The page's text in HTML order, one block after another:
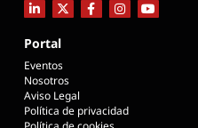
Portal
Eventos
Nosotros
Aviso Legal
Política de privacidad